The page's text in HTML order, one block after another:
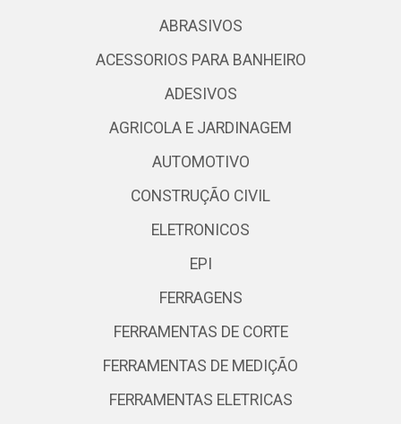
ABRASIVOS
ACESSORIOS PARA BANHEIRO
ADESIVOS
AGRICOLA E JARDINAGEM
AUTOMOTIVO
CONSTRUÇÃO CIVIL
ELETRONICOS
EPI
FERRAGENS
FERRAMENTAS DE CORTE
FERRAMENTAS DE MEDIÇÃO
FERRAMENTAS ELETRICAS